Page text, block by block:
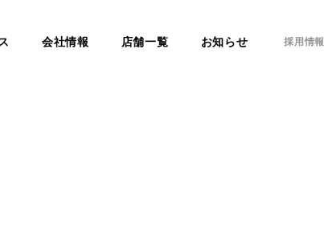
会社情報 店舗一覧 お知らせ 採用情報